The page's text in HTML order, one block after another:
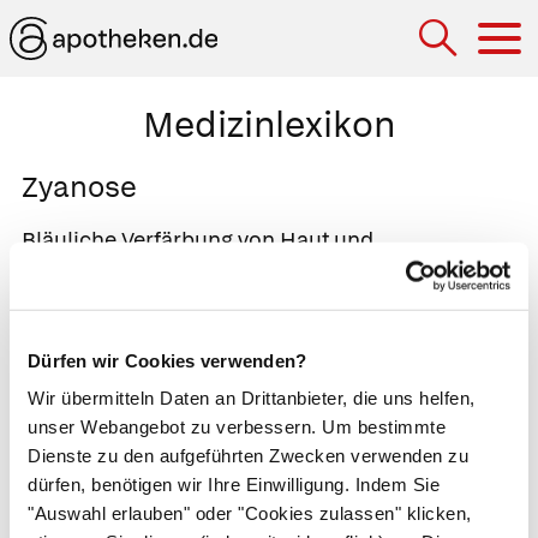
Dürfen wir Cookies verwenden?
Wir übermitteln Daten an Drittanbieter, die uns helfen,
unser Webangebot zu verbessern. Um bestimmte
Dienste zu den aufgeführten Zwecken verwenden zu
dürfen, benötigen wir Ihre Einwilligung. Indem Sie
"Auswahl erlauben" oder "Cookies zulassen" klicken,
Medizinlexikon
Zyanose
Bläuliche Verfärbung von Haut und
Schleimhäuten bei Sauerstoffmangel. Lippen,
Nasen-, Zehen- und Fingerspitzen verfärben sich
Atemnot, Kopfschmerzen, Müdigkeit und
Konzentrationsstörungen. Eine Zyanose
entsteht, sobald weniger als zwei Drittel der
Sauerstoffbindestellen in denroten
Blutkörperchenbesetzt sind. Der Arzt spricht